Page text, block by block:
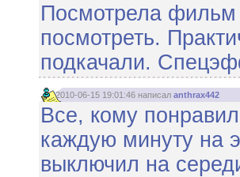
Посмотрела фильм
посмотреть.
подкачали.
2010-06-15 19:01:46 написал anthrax442
Все, кому
каждую минуту на
выключил на